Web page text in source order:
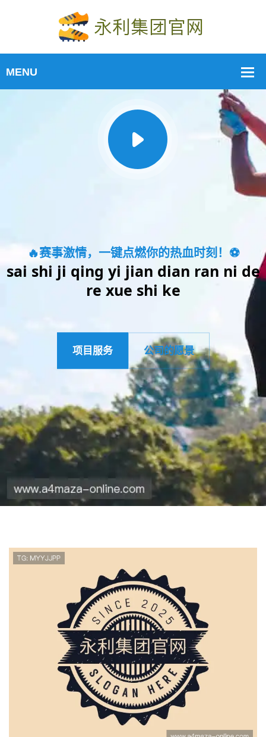
🔥赛事激情，一键点燃你的热血时刻！⚽
sai shi ji qing yi jian dian ran ni de
re xue shi ke
项目服务 公司的愿景